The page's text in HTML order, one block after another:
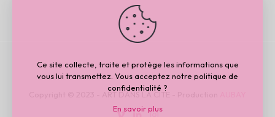
Ce site collecte, traite et protège les informations que
vous lui transmettez. Vous acceptez notre politique de
confidentialité ?
En savoir plus